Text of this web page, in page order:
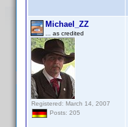
Michael_ZZ
... as credited
Registered: March 14, 2007
Posts: 205